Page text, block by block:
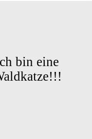
bin eine